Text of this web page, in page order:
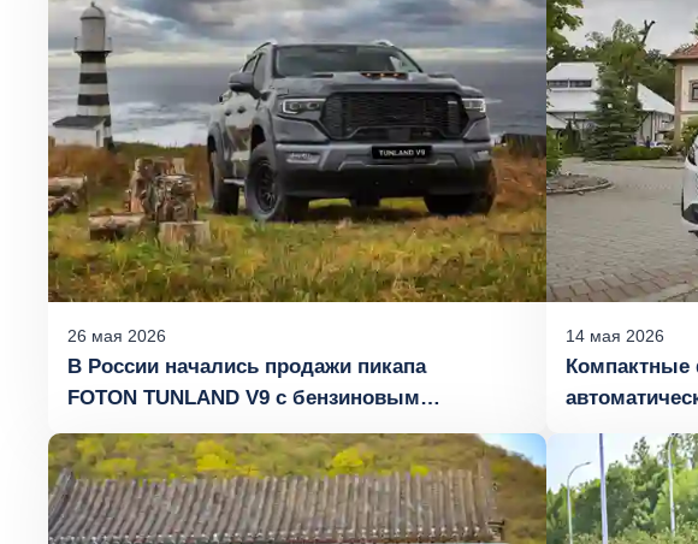
26 мая 2026
В России начались продажи пикапа
FOTON TUNLAND V9 с бензиновым
двигателем
14 мая 2026
Компактные
настоящим
рынке уже